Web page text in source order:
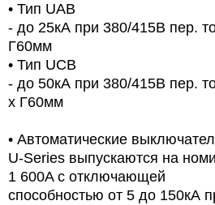
• Тип UAB
- до 25кА при 380/415В пер.
Г60мм
• Тип UCB
- до 50кА при 380/415В пер.
х Г60мм
• Автоматические
U-Series выпускаются на
1 600A с отключающей
способностью от 5 до 150кА